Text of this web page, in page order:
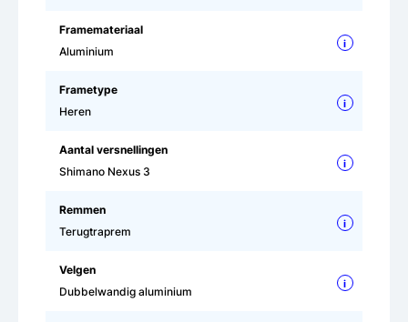
Framemateriaal
Aluminium
i
Frametype
Heren
i
Aantal versnellingen
Shimano Nexus 3
i
Remmen
Terugtraprem
i
Velgen
Dubbelwandig aluminium
i